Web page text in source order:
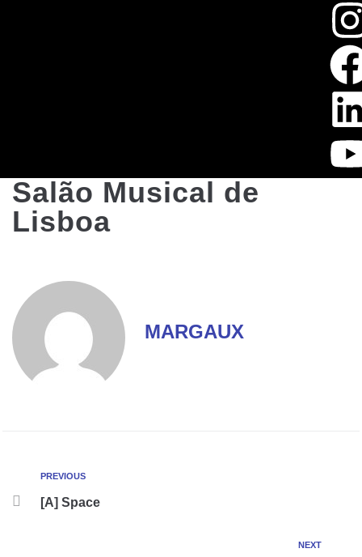
Salão Musical de
Lisboa
MARGAUX
PREVIOUS
[A] Space
NEXT